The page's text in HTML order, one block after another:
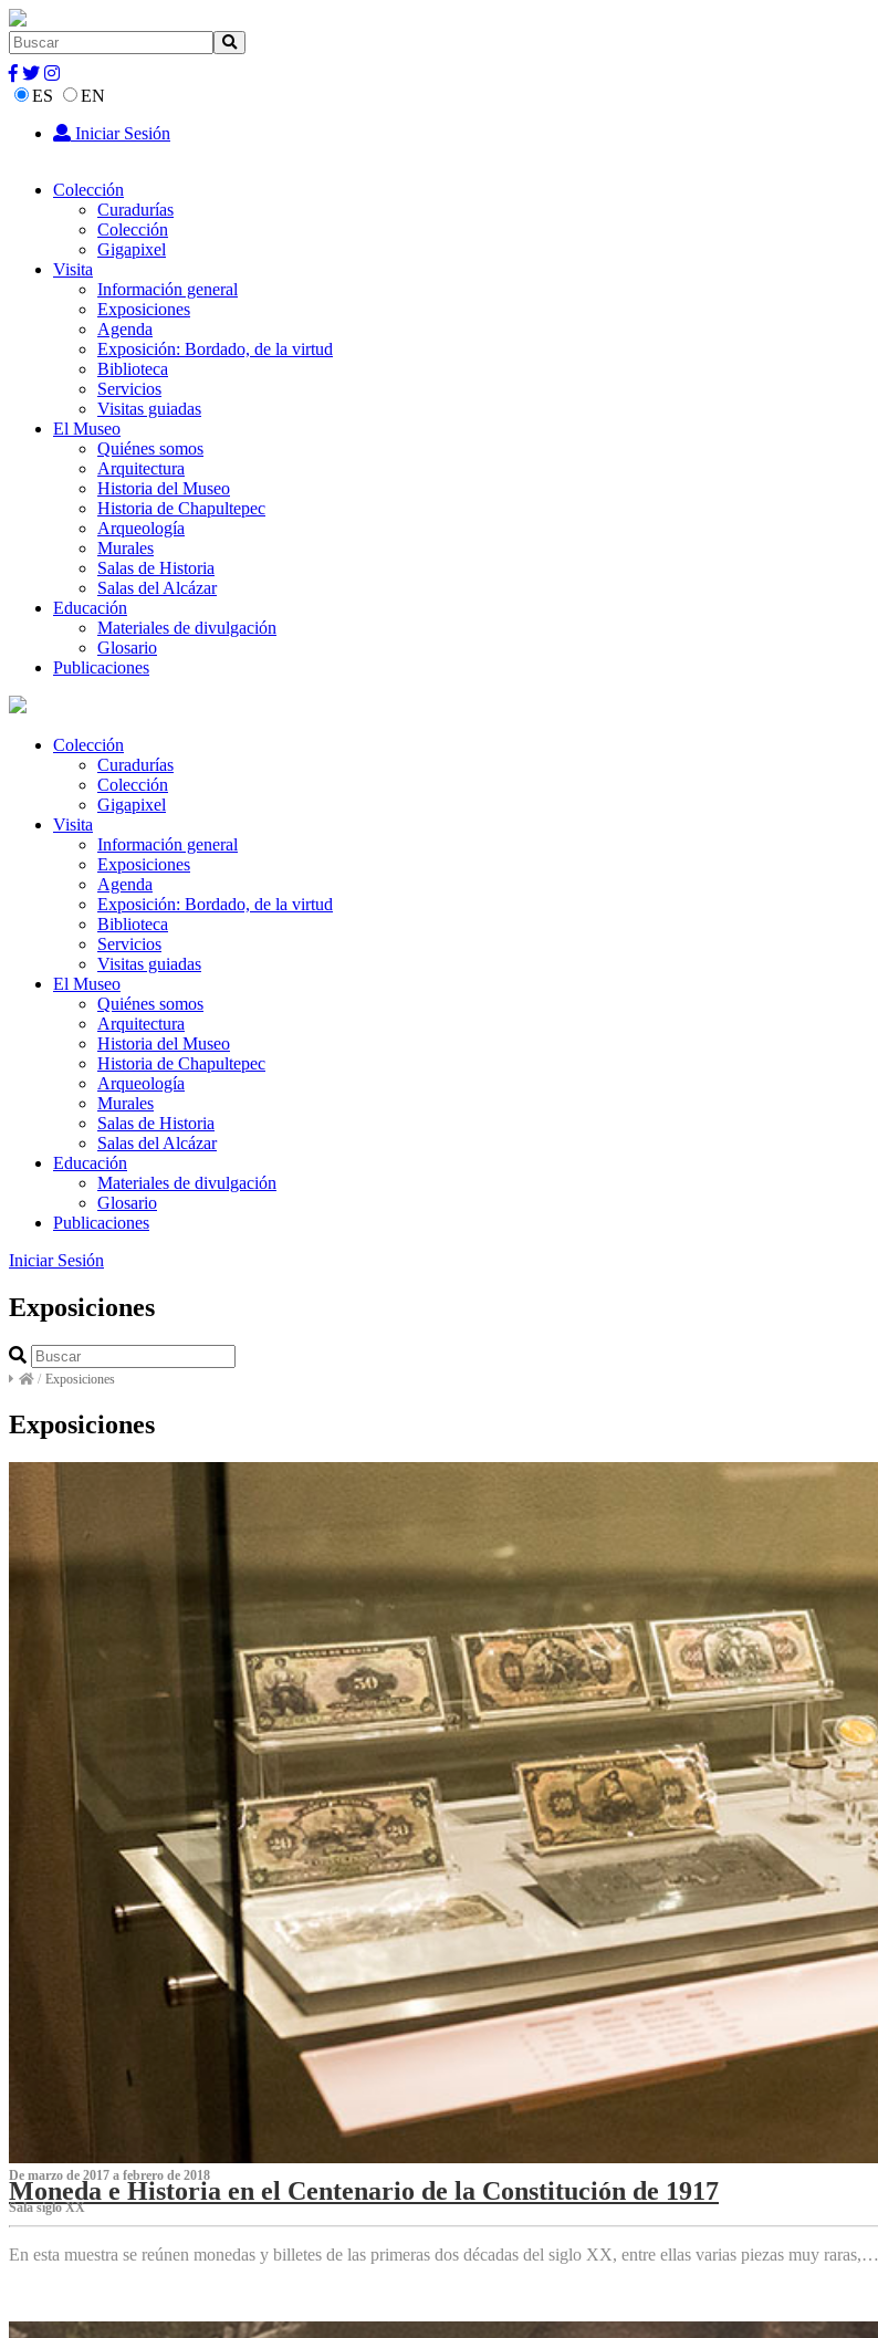
ES
EN
Iniciar Sesión
Colección
Curadurías
Colección
Gigapixel
Visita
Información general
Exposiciones
Agenda
Exposición: Bordado, de la virtud
Biblioteca
Servicios
Visitas guiadas
El Museo
Quiénes somos
Arquitectura
Historia del Museo
Historia de Chapultepec
Arqueología
Murales
Salas de Historia
Salas del Alcázar
Educación
Materiales de divulgación
Glosario
Publicaciones
Colección
Curadurías
Colección
Gigapixel
Visita
Información general
Exposiciones
Agenda
Exposición: Bordado, de la virtud
Biblioteca
Servicios
Visitas guiadas
El Museo
Quiénes somos
Arquitectura
Historia del Museo
Historia de Chapultepec
Arqueología
Murales
Salas de Historia
Salas del Alcázar
Educación
Materiales de divulgación
Glosario
Publicaciones
Iniciar Sesión
Exposiciones
/ Exposiciones
Exposiciones
De marzo de 2017 a febrero de 2018
Moneda e Historia en el Centenario de la Constitución de 1917
Sala siglo XX
En esta muestra se reúnen monedas y billetes de las primeras dos décadas del siglo XX, entre ellas varias piezas muy raras,…